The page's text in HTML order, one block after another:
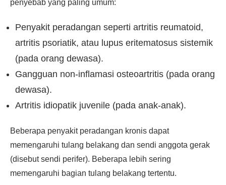
penyebab yang paling umum:
Penyakit peradangan seperti artritis reumatoid,
artritis psoriatik, atau lupus eritematosus sistemik
(pada orang dewasa).
Gangguan non-inflamasi osteoartritis (pada orang
dewasa).
Artritis idiopatik juvenile (pada anak-anak).
Beberapa penyakit peradangan kronis dapat
memengaruhi tulang belakang dan sendi anggota gerak
(disebut sendi perifer). Beberapa lebih sering
memengaruhi bagian tulang belakang tertentu.